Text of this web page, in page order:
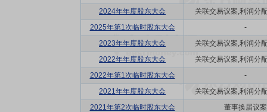
2024年年度股东大会
关联交易议案,利润分
2025年第1次临时股东大会
-
2023年年度股东大会
关联交易议案,利润分
2022年年度股东大会
关联交易议案,利润分
2022年第1次临时股东大会
-
2021年年度股东大会
关联交易议案,利润分
2021年第2次临时股东大会
董事换届议案